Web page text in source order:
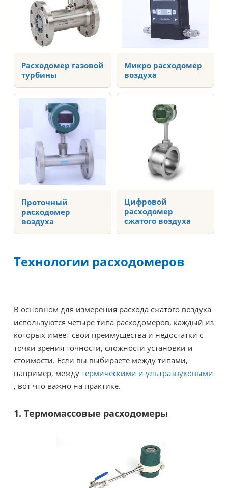
Расходомер газовой
турбины
Микро расходомер
воздуха
Проточный
расходомер
воздуха
Цифровой
расходомер
сжатого воздуха
Технологии расходомеров
В основном для измерения расхода сжатого воздуха
используются четыре типа расходомеров, каждый из
которых имеет свои преимущества и недостатки с
точки зрения точности, сложности установки и
стоимости. Если вы выбираете между типами,
например, между термическими и ультразвуковыми
, вот что важно на практике.
1. Термомассовые расходомеры